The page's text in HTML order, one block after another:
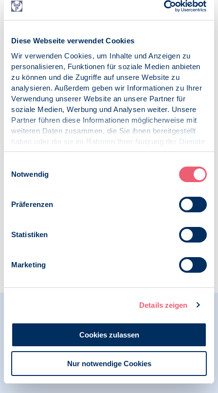
Diese Webseite verwendet Cookies
Wir verwenden Cookies, um Inhalte und Anzeigen zu
personalisieren, Funktionen für soziale Medien anbieten
zu können und die Zugriffe auf unsere Website zu
analysieren. Außerdem geben wir Informationen zu Ihrer
Verwendung unserer Website an unsere Partner für
soziale Medien, Werbung und Analysen weiter. Unsere
Partner führen diese Informationen möglicherweise mit
weiteren Daten zusammen, die Sie ihnen bereitgestellt
haben oder die sie im Rahmen Ihrer Nutzung der Dienste
gesammelt haben.
Notwendig
Präferenzen
Statistiken
Marketing
Details zeigen
Cookies zulassen
Nur notwendige Cookies
Dipl.-Psych. Eva van Keuk, BDP-Präsidiumsbeauftragte
für Menschenrechte, vankeuk@psz-duesseldorf.de
und Berater*innen bei einem Fachtag des PSZ Düsseldorf zur
psychosozialen Versorgung von Menschen, die über Libyen
geflüchtet sind, einen offenen Brief an regierende
Entscheidungsträger*innen. Der komplette Brief ist in Kürze
abrufbar unter: www.psz-duesseldorf.de
*bezieht sich auf den Zugang zu Rehabilitation für
Asylsuchende aus „sicheren Herkunftsländern“ und aus
„Dublin Verfahren“, zu denen auch über Libyen Geflohene
zählen.
Veröffentlicht am:
Menschenrechte
Zur Übersicht
Pressemitteilung | Psychologie in Krisen |
Menschenrechte